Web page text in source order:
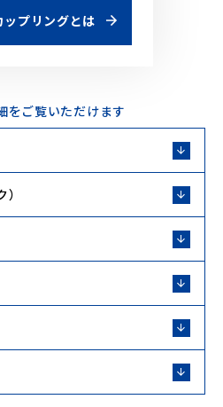
ップリングとは
をご覧いただけます